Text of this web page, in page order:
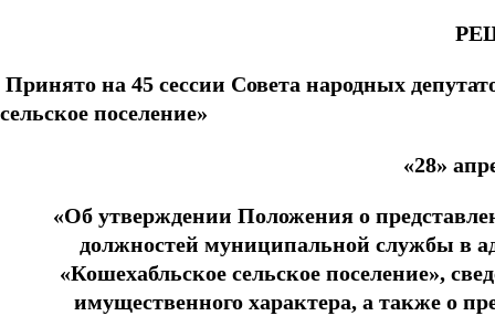
Принято на 45 сессии Совета народных
сельское поселение»
«28»
«Об утверждении Положения о
должностей муниципальной службы в
«Кошехабльское сельское поселение»,
имущественного характера, а также о